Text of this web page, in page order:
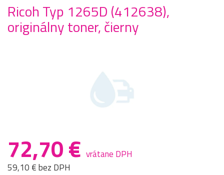
Ricoh Typ 1265D (412638),
originálny toner, čierny
72,70 € vrátane DPH
59,10 € bez DPH